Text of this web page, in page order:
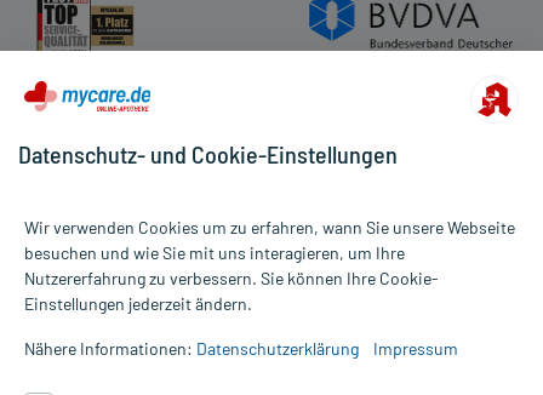
Alle Preise gelten inkl. MwSt., ggf. zzgl. Versandkosten
Informationen auf dieser Website werden ausschließlich für
die Untersuchung und Behandlung durch einen Arzt. Bitte
Datenschutz- und Cookie-Einstellungen
Wir verwenden Cookies um zu erfahren, wann Sie unsere Webseite
besuchen und wie Sie mit uns interagieren, um Ihre
Nutzererfahrung zu verbessern. Sie können Ihre Cookie-
Einstellungen jederzeit ändern.
Nähere Informationen: Datenschutzerklärung Impressum